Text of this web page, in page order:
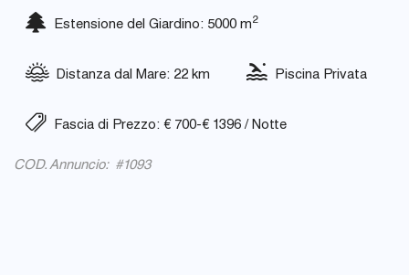
Estensione del Giardino: 5000 m2
Distanza dal Mare: 22 km Piscina Privata
Fascia di Prezzo: € 700-€ 1396 / Notte
COD. Annuncio: #1093